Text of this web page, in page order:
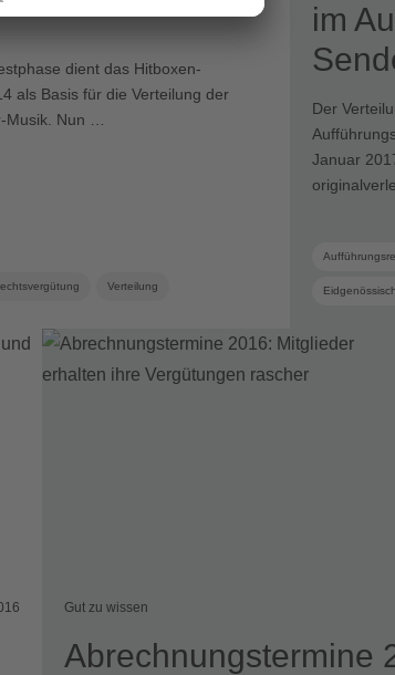
dient das Hitboxen-
als Basis für die Verteilung der
Musik. Nun …
Verteilung
im
Der
Januar
Gut zu wissen
Abrechnungstermine